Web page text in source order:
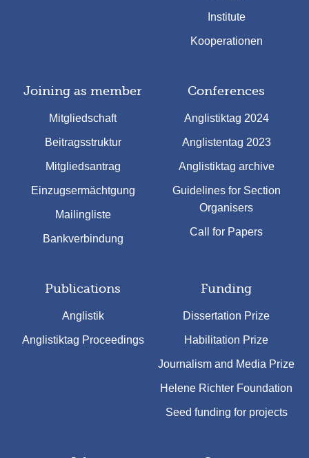
Institute
Kooperationen
Joining as member
Mitgliedschaft
Beitragsstruktur
Mitgliedsantrag
Einzugsermächtgung
Mailingliste
Bankverbindung
Conferences
Anglistiktag 2024
Anglistentag 2023
Anglistiktag archive
Guidelines for Section
Organisers
Call for Papers
Publications
Anglistik
Anglistiktag Proceedings
Funding
Dissertation Prize
Habilitation Prize
Journalism and Media Prize
Helene Richter Foundation
Seed funding for projects